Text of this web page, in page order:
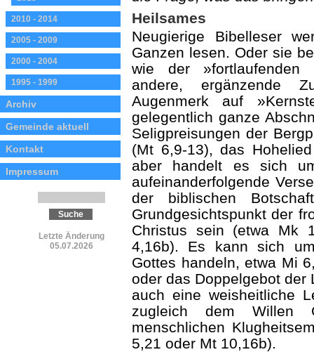
2010 - 2014
2005 - 2009
2000 - 2004
1995 - 1999
Archiv
Gemeinde aktuell
Kontakt
Impressum
Letzte Änderung
05.07.2026
Heilsames
Neugierige Bibelleser
Ganzen lesen. Oder sie
wie der »fortlaufenden
andere, ergänzende
Augenmerk auf
gelegentlich ganze
Seligpreisungen der
(Mt 6,9-13), das
aber handelt es sich
aufeinanderfolgende
der biblischen
Grundgesichtspunkt der
Christus sein (etwa Mk
4,16b). Es kann sich
Gottes handeln, etwa Mi
oder das Doppelgebot der
auch eine weisheitliche
zugleich dem Willen
menschlichen
5,21 oder Mt 10,16b).